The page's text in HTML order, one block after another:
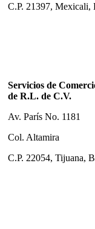
C.P. 21397, Mexicali,
Servicios de
de R.L. de C.V.
Av. París No. 1181
Col. Altamira
C.P. 22054, Tijuana,